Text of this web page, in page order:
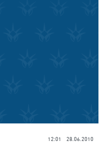
28.06.2010
12:01